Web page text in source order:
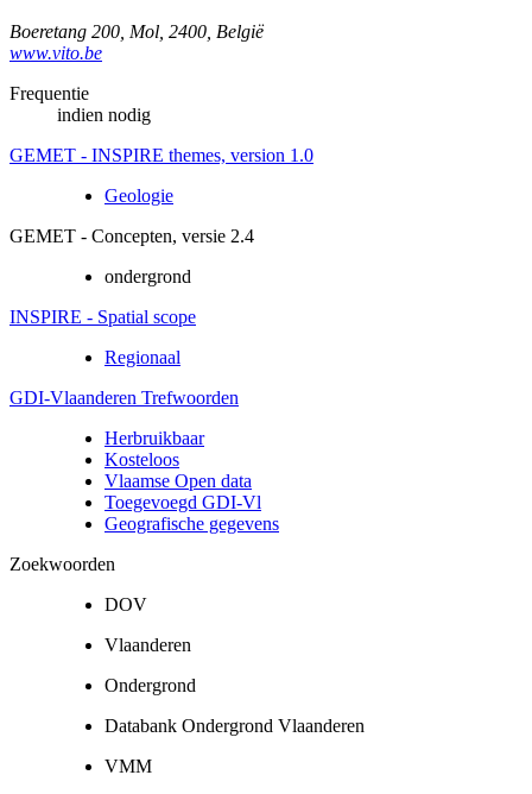
Boeretang 200 Mol 2400 België
www.vito.be
Frequentie
indien nodig
GEMET - INSPIRE themes, version 1.0
Geologie
GEMET - Concepten, versie 2.4
ondergrond
INSPIRE - Spatial scope
Regionaal
GDI-Vlaanderen Trefwoorden
Herbruikbaar
Kosteloos
Vlaamse Open data
Toegevoegd GDI-Vl
Geografische gegevens
Zoekwoorden
DOV
Vlaanderen
Ondergrond
Databank Ondergrond Vlaanderen
VMM